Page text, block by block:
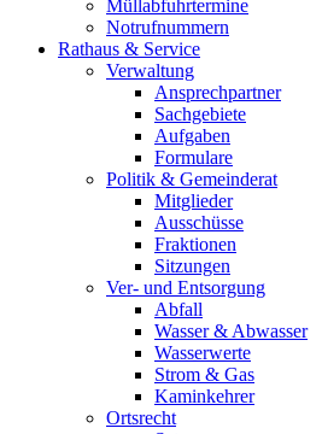
Müllabfuhrtermine
Notrufnummern
Rathaus & Service
Verwaltung
Ansprechpartner
Sachgebiete
Aufgaben
Formulare
Politik & Gemeinderat
Mitglieder
Ausschüsse
Fraktionen
Sitzungen
Ver- und Entsorgung
Abfall
Wasser & Abwasser
Wasserwerte
Strom & Gas
Kaminkehrer
Ortsrecht